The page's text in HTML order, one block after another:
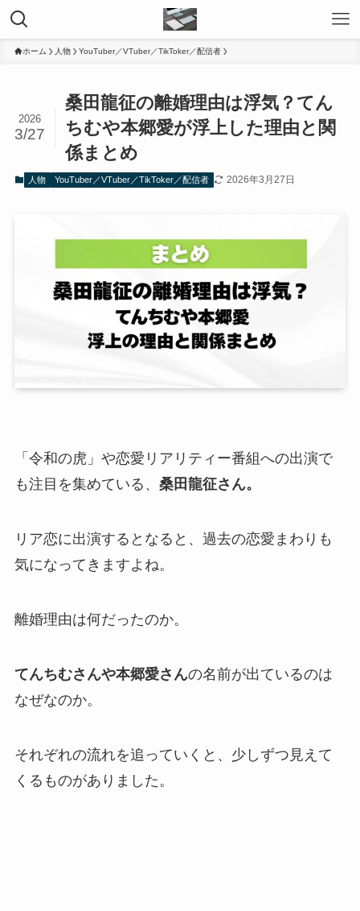
ホーム 人物 YouTuber／VTuber／TikToker／配信者
桑田龍征の離婚理由は浮気？てん
ちむや本郷愛が浮上した理由と関
係まとめ
2026
3/27
人物 YouTuber／VTuber／TikToker／配信者 2026年3月27日
「令和の虎」や恋愛リアリティー番組への出演で
も注目を集めている、 桑田龍征さん。
リア恋に出演するとなると、過去の恋愛まわりも
気になってきますよね。
離婚理由は何だったのか。
てんちむさんや本郷愛さんの名前が出ているのは
なぜなのか。
それぞれの流れを追っていくと、少しずつ見えて
くるものがありました。